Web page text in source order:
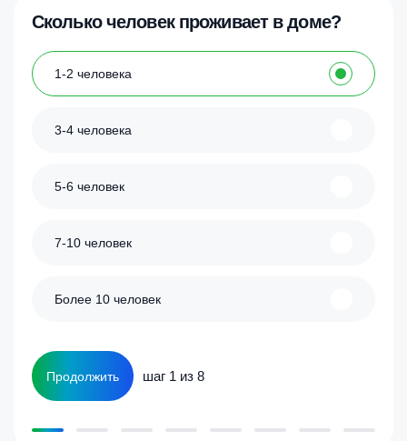
Сколько человек проживает в доме?
1-2 человека
3-4 человека
5-6 человек
7-10 человек
Более 10 человек
Продолжить шаг 1 из 8